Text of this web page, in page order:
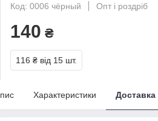
Код: 0006 чёрный
Опт і роздріб
140 ₴
116 ₴ від 15 шт.
Характеристики Доставка